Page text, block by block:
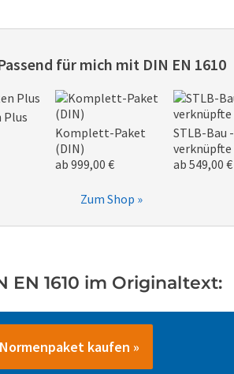
für mich mit DIN EN 1610
Komplett-Paket
(DIN)
ab 999,00 €
STLB-Bau -
ab 549,00 €
Zum Shop »
1610 im Originaltext:
Normenpaket kaufen »